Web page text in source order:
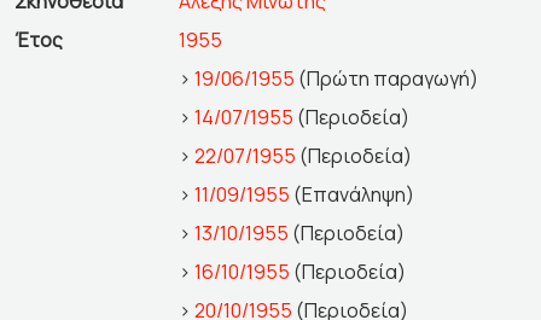
Έτος
1955
> 19/06/1955 (Πρώτη παραγωγή)
> 14/07/1955 (Περιοδεία)
> 22/07/1955 (Περιοδεία)
> 11/09/1955 (Επανάληψη)
> 13/10/1955 (Περιοδεία)
> 16/10/1955 (Περιοδεία)
> 20/10/1955 (Περιοδεία)